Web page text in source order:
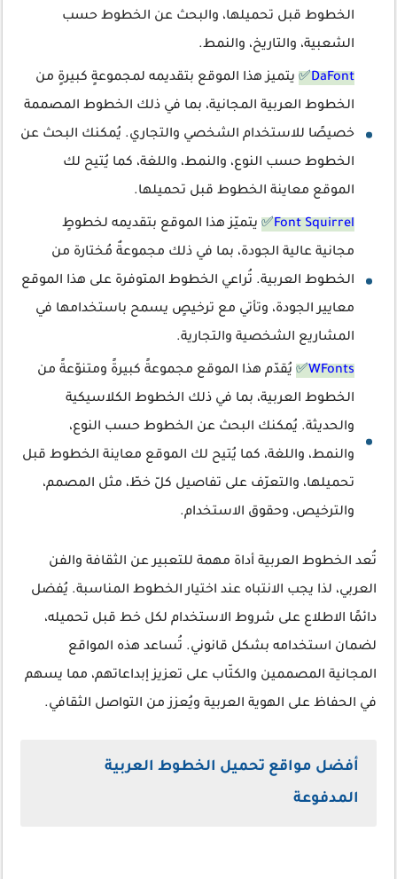
الخطوط قبل تحميلها، والبحث عن الخطوط حسب
الشعبية، والتاريخ، والنمط.
DaFont
✅ يتميز هذا الموقع بتقديمه لمجموعةٍ كبيرةٍ من
الخطوط العربية المجانية، بما في ذلك الخطوط المصممة
خصيصًا للاستخدام الشخصي والتجاري. يُمكنك البحث عن
الخطوط حسب النوع، والنمط، واللغة، كما يُتيح لك
الموقع معاينة الخطوط قبل تحميلها.
Font Squirrel
✅ يتميّز هذا الموقع بتقديمه لخطوطٍ
مجانية عالية الجودة، بما في ذلك مجموعةٌ مُختارة من
الخطوط العربية. تُراعي الخطوط المتوفرة على هذا الموقع
معايير الجودة، وتأتي مع ترخيصٍ يسمح باستخدامها في
المشاريع الشخصية والتجارية.
WFonts
✅ يُقدّم هذا الموقع مجموعةً كبيرةً ومتنوّعةً من
الخطوط العربية، بما في ذلك الخطوط الكلاسيكية
والحديثة. يُمكنك البحث عن الخطوط حسب النوع،
والنمط، واللغة، كما يُتيح لك الموقع معاينة الخطوط قبل
تحميلها، والتعرّف على تفاصيل كلّ خطّ، مثل المصمم،
والترخيص، وحقوق الاستخدام.
تُعد الخطوط العربية أداة مهمة للتعبير عن الثقافة والفن
العربي، لذا يجب الانتباه عند اختيار الخطوط المناسبة. يُفضل
دائمًا الاطلاع على شروط الاستخدام لكل خط قبل تحميله،
لضمان استخدامه بشكل قانوني. تُساعد هذه المواقع
المجانية المصممين والكتّاب على تعزيز إبداعاتهم، مما يسهم
في الحفاظ على الهوية العربية ويُعزز من التواصل الثقافي.
أفضل مواقع تحميل الخطوط العربية
المدفوعة